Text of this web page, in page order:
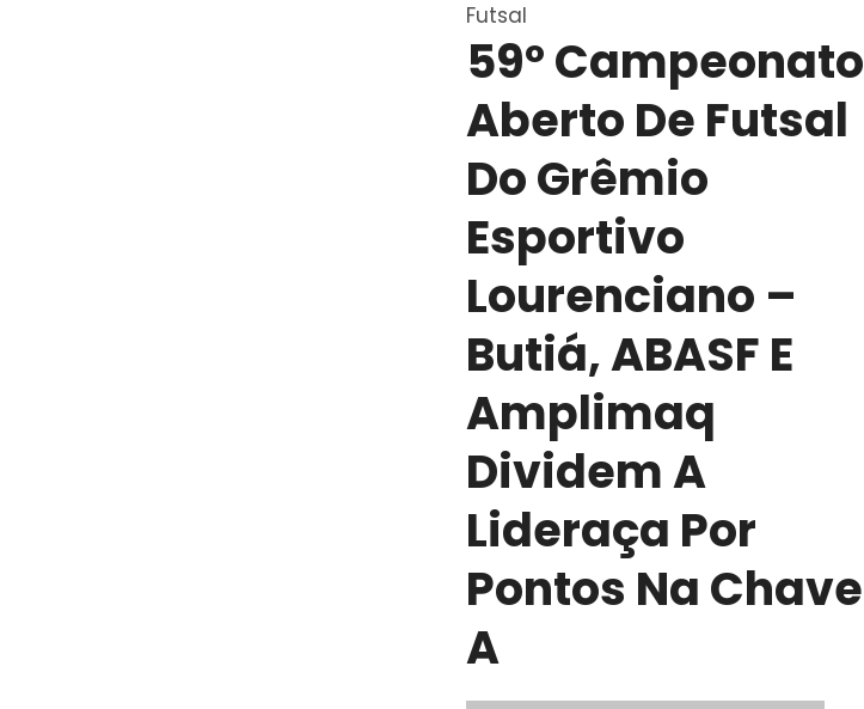
Futsal
59º Campeonato
Aberto De Futsal
Do Grêmio
Esportivo
Lourenciano –
Butiá, ABASF E
Amplimaq
Dividem A
Lideraça Por
Pontos Na Chave
A